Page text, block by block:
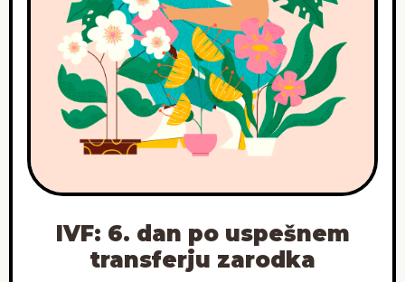
IVF: 6. dan po uspešnem
transferju zarodka